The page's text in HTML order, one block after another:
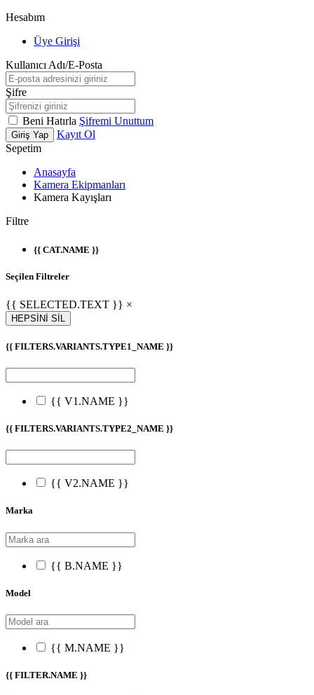
Hesabım
Üye Girişi
Kullanıcı Adı/E-Posta
Şifre
Beni Hatırla Şifremi Unuttum
Giriş Yap
Kayıt Ol
Sepetim
Anasayfa
Kamera Ekipmanları
Kamera Kayışları
Filtre
{{ CAT.NAME }}
Seçilen Filtreler
{{ SELECTED.TEXT }} ×
HEPSİNİ SİL
{{ FILTERS.VARIANTS.TYPE1_NAME }}
{{ V1.NAME }}
{{ FILTERS.VARIANTS.TYPE2_NAME }}
{{ V2.NAME }}
Marka
{{ B.NAME }}
Model
{{ M.NAME }}
{{ FILTER.NAME }}